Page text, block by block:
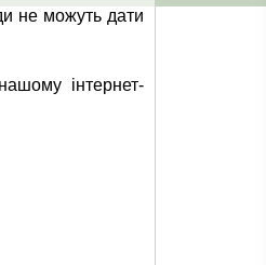
не можуть дати
інтернет-